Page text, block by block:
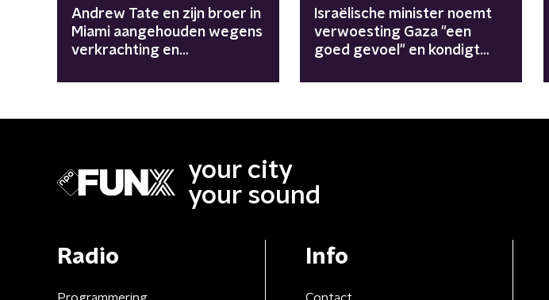
Andrew Tate en zijn broer in
Miami aangehouden wegens
verkrachting en
Israëlische minister noemt
verwoesting Gaza "een
goed gevoel" en kondigt
your city
your sound
Radio
Programmering
Info
Contact